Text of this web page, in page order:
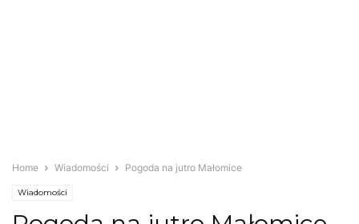
Home Wiadomości Pogoda na jutro Małomice
Wiadomości